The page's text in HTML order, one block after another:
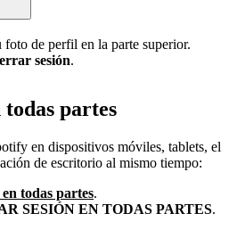
de perfil en la parte superior.
sesión.
partes
en dispositivos móviles, tablets, el
de escritorio al mismo tiempo:
todas partes.
SESIÓN EN TODAS PARTES.